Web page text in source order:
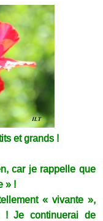
et grands !
car je rappelle que
» !
« vivante »,
! Je continuerai de